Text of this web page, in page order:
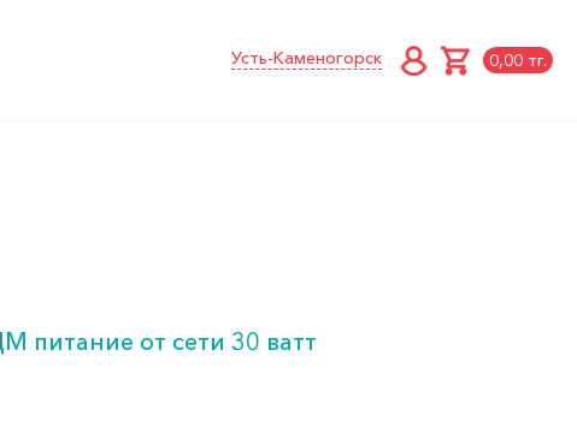
Усть-Каменогорск 0,00 тг.
питание от сети 30 ватт